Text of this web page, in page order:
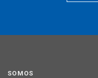
SOMOS